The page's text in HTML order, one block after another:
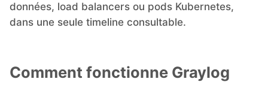
données, load balancers ou pods Kubernetes,
dans une seule timeline consultable.
Comment fonctionne Graylog